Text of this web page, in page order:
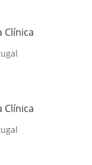
Clínica
Clínica